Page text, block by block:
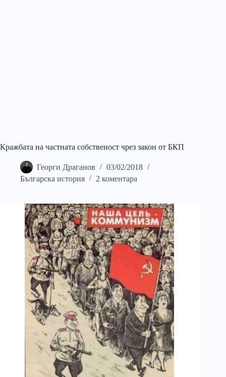
Кражбата на частната собственост чрез закон от БКП
Георги Драганов
03/02/2018
Българска история
2 коментара